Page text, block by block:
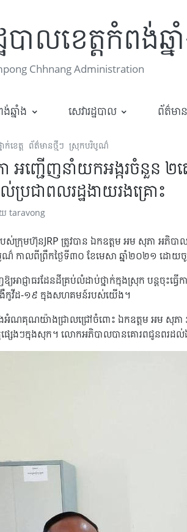
បាលខេត្តកំពង់ឆ្ន
Chhnang Administration
ឆ្នាំង សេវារដ្ឋបាល ព័ត៌មា
ក់ខេត្ត ព័ត៌មានថ្មីៗ ស្រុកបរិបូណ៌
អញ្ជើញនាំយកអង្ករចំនួន ២
រជាពលរដ្ឋងាយរងគ្រោះ
taravong
ស់ក្រុមហ៊ុនJRP ត្រូវបាន ឯកឧត្តម អម សុភា អភិប
ណ៌ កាលពីព្រឹកថ្ងៃទី៣០ ខែមេសា ឆ្នាំ២០២១ ដោ
អាជ្ញាធរដែនដីគ្រប់លំដាប់ថ្នាក់ក្នុងស្រុក បន្តចុះធ្
ជំងឺកូវីដ-១៩ ក្នុងសហគមន៍របស់យើង។
ណគុណយ៉ាងជ្រាលជ្រៅចំពោះ ឯកឧត្តម អម សុភា អ
េងៗក្នុងសុក។ លោកអភិបាលបានគោរពជូនពរដ